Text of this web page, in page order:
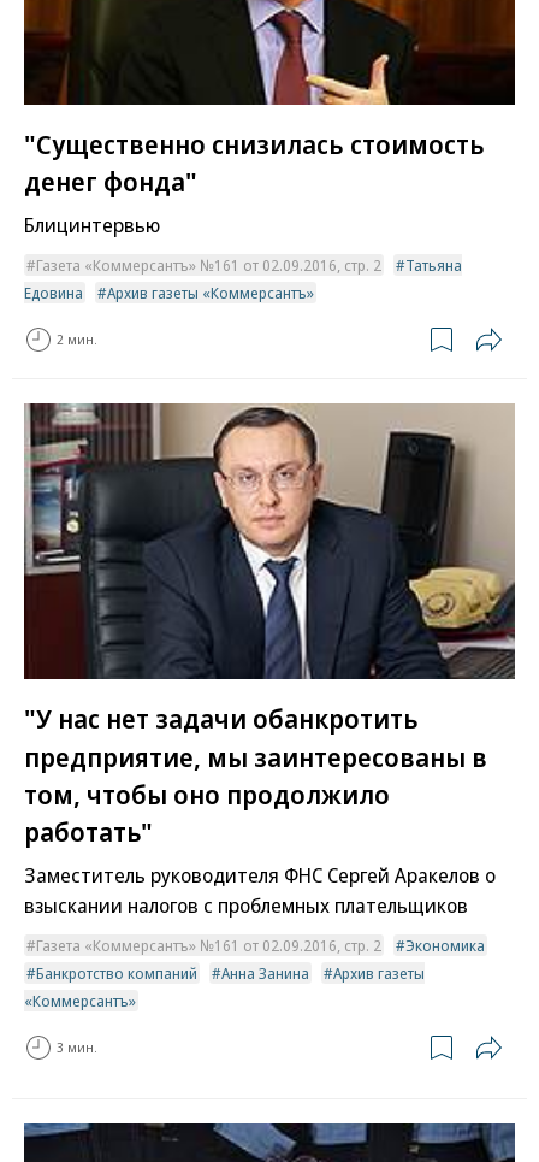
"Существенно снизилась стоимость
денег фонда"
Блицинтервью
Газета «Коммерсантъ» №161 от 02.09.2016, стр. 2
Татьяна
Едовина
Архив газеты «Коммерсантъ»
2 мин.
"У нас нет задачи обанкротить
предприятие, мы заинтересованы в
том, чтобы оно продолжило
работать"
Заместитель руководителя ФНС Сергей Аракелов о
взыскании налогов с проблемных плательщиков
Газета «Коммерсантъ» №161 от 02.09.2016, стр. 2
Экономика
Банкротство компаний
Анна Занина
Архив газеты
«Коммерсантъ»
3 мин.